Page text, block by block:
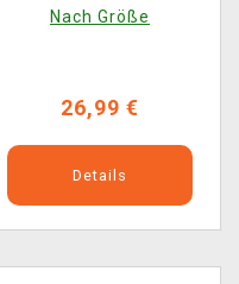
Nach Größe
26,99 €
Details